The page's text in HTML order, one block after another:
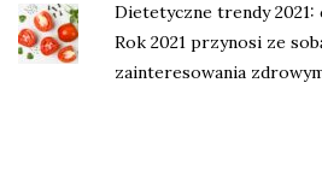
Dietetyczne trendy
Rok 2021 przynosi ze
zainteresowania